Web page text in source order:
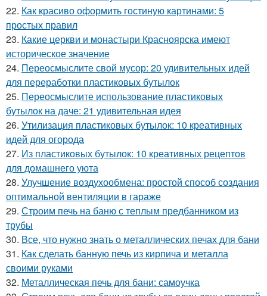
22. Как красиво оформить гостиную картинами: 5
простых правил
23. Какие церкви и монастыри Красноярска имеют
историческое значение
24. Переосмыслите свой мусор: 20 удивительных идей
для переработки пластиковых бутылок
25. Переосмыслите использование пластиковых
бутылок на даче: 21 удивительная идея
26. Утилизация пластиковых бутылок: 10 креативных
идей для огорода
27. Из пластиковых бутылок: 10 креативных рецептов
для домашнего уюта
28. Улучшение воздухообмена: простой способ создания
оптимальной вентиляции в гараже
29. Строим печь на баню с теплым предбанником из
трубы
30. Все, что нужно знать о металлических печах для бани
31. Как сделать банную печь из кирпича и металла
своими руками
32. Металлическая печь для бани: самоучка